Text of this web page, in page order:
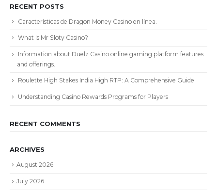
RECENT POSTS
Características de Dragon Money Casino en línea.
What is Mr Sloty Casino?
Information about Duelz Casino online gaming platform features
and offerings.
Roulette High Stakes India High RTP: A Comprehensive Guide
Understanding Casino Rewards Programs for Players
RECENT COMMENTS
ARCHIVES
August 2026
July 2026